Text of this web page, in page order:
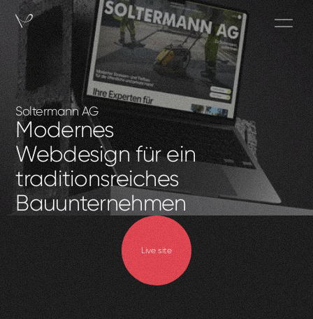
Soltermann AG
Modernes
Webdesign für ein
traditionsreiches
Bauunternehmen
Live site